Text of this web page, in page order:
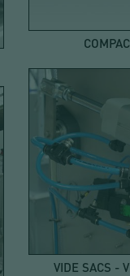
VIDE SACS -